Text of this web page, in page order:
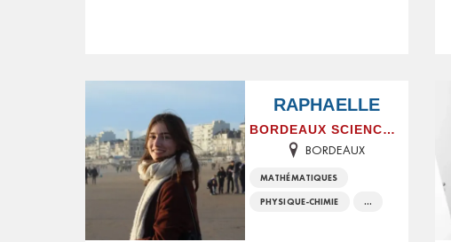
RAPHAELLE
BORDEAUX SCIENCES AGRO
BORDEAUX
MATHÉMATIQUES
PHYSIQUE-CHIMIE ...